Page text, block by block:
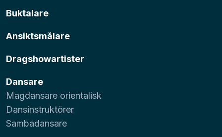
Buktalare
Ansiktsmålare
Dragshowartister
Dansare
Magdansare orientalisk
Dansinstruktörer
Sambadansare